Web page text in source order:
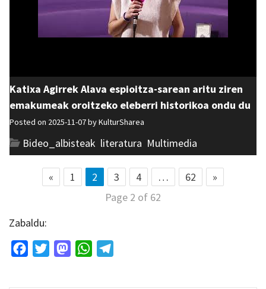
Katixa Agirrek Alava espioitza-sarean aritu ziren
emakumeak oroitzeko eleberri historikoa ondu du
Posted on 2025-11-07 byKulturSharea
Bideo_albisteak literatura Multimedia
« 1 2 3 4 … 62
»
Page 2 of 62
Zabaldu:
FacebookTwitterMastodonWhatsApp